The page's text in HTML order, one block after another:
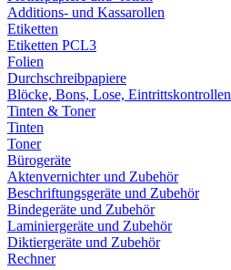
Additions- und Kassarollen
Etiketten
Etiketten PCL3
Folien
Durchschreibpapiere
Blöcke, Bons, Lose, Eintrittskontrollen
Tinten & Toner
Tinten
Toner
Bürogeräte
Aktenvernichter und Zubehör
Beschriftungsgeräte und Zubehör
Bindegeräte und Zubehör
Laminiergeräte und Zubehör
Diktiergeräte und Zubehör
Rechner